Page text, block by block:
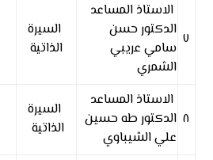
٧
الاستاذ المساعد
الدكتور حسن
سامي عريبي
الشمري
السيرة
الذاتية
٨
الاستاذ المساعد
الدكتور طه حسين
علي الشيباوي
السيرة
الذاتية